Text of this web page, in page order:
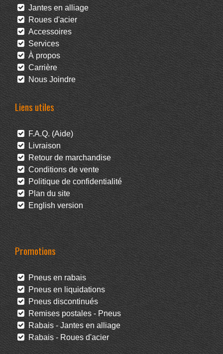
Jantes en alliage
Roues d'acier
Accessoires
Services
À propos
Carrière
Nous Joindre
Liens utiles
F.A.Q. (Aide)
Livraison
Retour de marchandise
Conditions de vente
Politique de confidentialité
Plan du site
English version
Promotions
Pneus en rabais
Pneus en liquidations
Pneus discontinués
Remises postales - Pneus
Rabais - Jantes en alliage
Rabais - Roues d'acier